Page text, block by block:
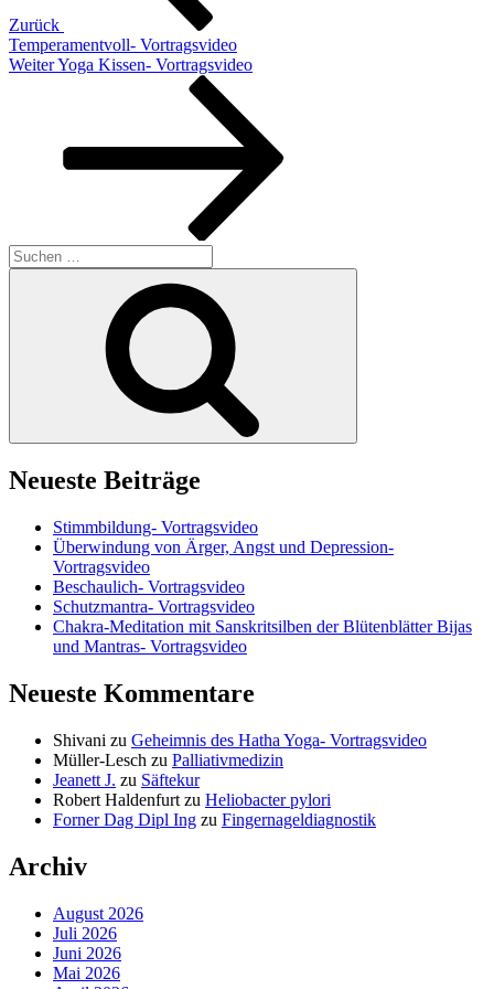
Zurück
Temperamentvoll- Vortragsvideo
Nächster
WeiterYoga Kissen- Vortragsvideo
Suchen
nach:
Neueste Beiträge
Stimmbildung- Vortragsvideo
Überwindung von Ärger, Angst und Depression-
Vortragsvideo
Beschaulich- Vortragsvideo
Schutzmantra- Vortragsvideo
Chakra-Meditation mit Sanskritsilben der Blütenblätter Bijas
und Mantras- Vortragsvideo
Neueste Kommentare
Shivani zu Geheimnis des Hatha Yoga- Vortragsvideo
Müller-Lesch zu Palliativmedizin
Jeanett J. zu Säftekur
Robert Haldenfurt zu Heliobacter pylori
Forner Dag Dipl Ing zu Fingernageldiagnostik
Archiv
August 2026
Juli 2026
Juni 2026
Mai 2026